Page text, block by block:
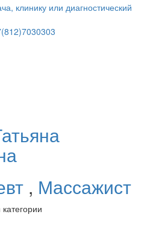
клинику или диагностический
, Массажист